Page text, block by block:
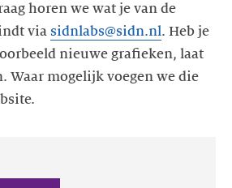
horen we wat je van de
via sidnlabs@sidn.nl. Heb je
nieuwe grafieken, laat
Waar mogelijk voegen we die